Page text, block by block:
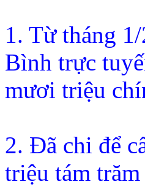
1. Từ tháng
Bình trực
mươi triệu
2. Đã chi để
triệu tám